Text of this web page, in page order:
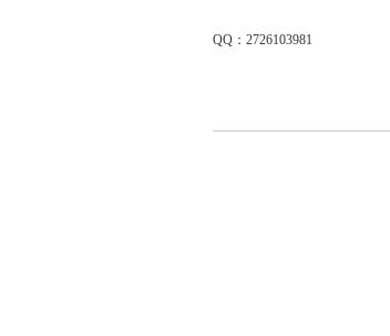
QQ：2726103981